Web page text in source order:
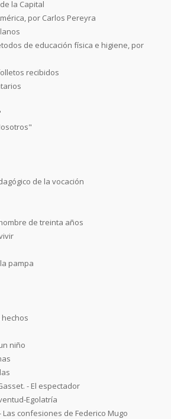
la Capital
por Carlos Pereyra
de educación física e higiene, por
recibidos
de la vocación
de treinta años
pampa
hechos
niño
- El espectador
Egolatría
Las confesiones de Federico Mugo